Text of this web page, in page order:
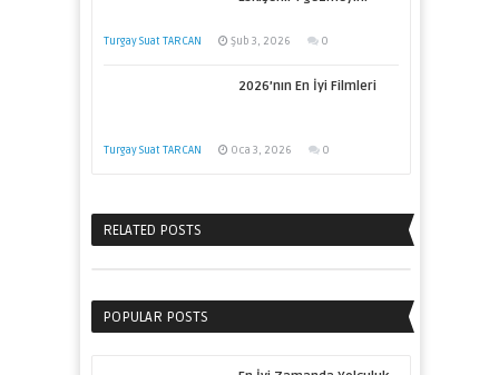
Turgay Suat TARCAN Şub 3, 2026 0
2026’nın En İyi Filmleri
Turgay Suat TARCAN Oca 3, 2026 0
RELATED POSTS
POPULAR POSTS